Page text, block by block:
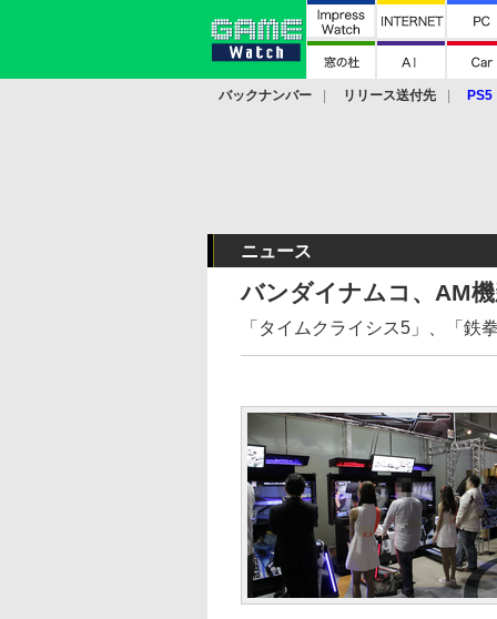
バックナンバー リリース送付先
PS5
ニュース
バンダイナムコ、AM
「タイムクライシス5」、「鉄